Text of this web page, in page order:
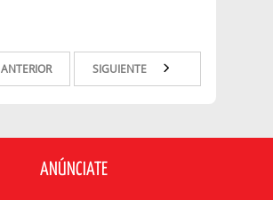
ANTERIOR SIGUIENTE
ANÚNCIATE